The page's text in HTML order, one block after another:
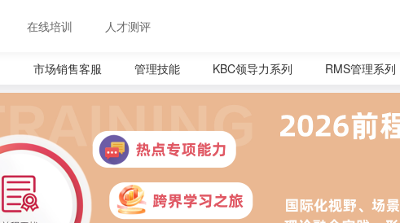
在线培训 人才测评
市场销售客服 管理技能 KBC领导力系列 RMS管理系列